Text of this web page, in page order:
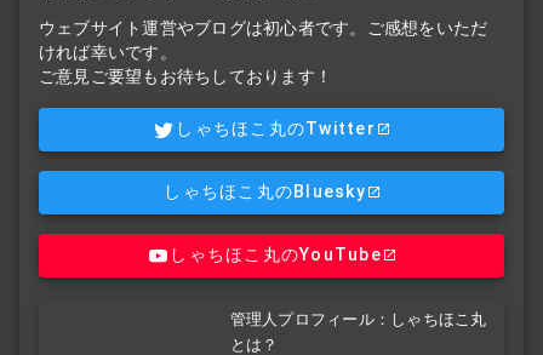
ウェブサイト運営やブログは初心者です。ご感想をいただ
ければ幸いです。
ご意見ご要望もお待ちしております！
しゃちほこ丸のTwitter
しゃちほこ丸のBluesky
しゃちほこ丸のYouTube
管理人プロフィール：しゃちほこ丸
とは？